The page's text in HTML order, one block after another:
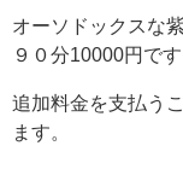
オーソドックスな
９０分10000円です
追加料金を支払う
ます。